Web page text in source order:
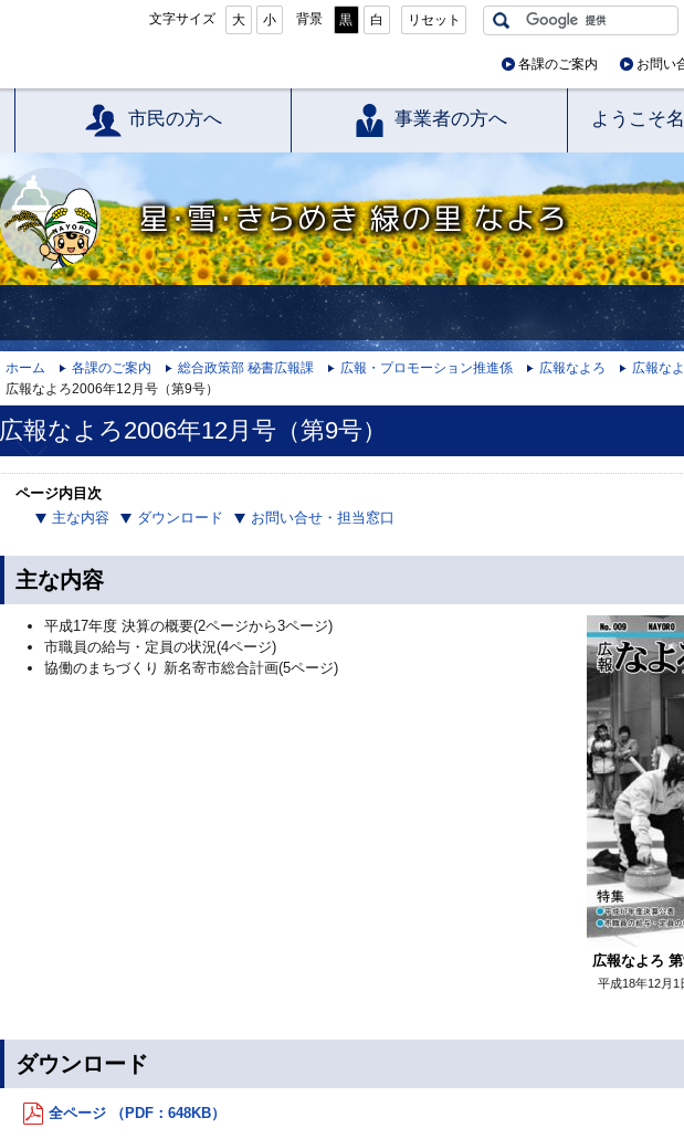
文字サイズ 大 小 背景 黒 白 リセット
各課のご案内 お問い
市民の方へ 事業者の方へ ようこそ
星・雪・きらめき 緑の里 なよろ
ホーム 各課のご案内 総合政策部 秘書広報課 広報・プロモーション推進係 広報なよろ
広報な
広報なよろ2006年12月号（第9号）
広報なよろ2006年12月号（第9号）
ページ内目次
主な内容
ダウンロード お問い合せ・担当窓口
主な内容
広報なよろ
平成18年12月1
平成17年度 決算の概要(2ページから3ページ)
市職員の給与・定員の状況(4ページ)
協働のまちづくり 新名寄市総合計画(5ページ)
ダウンロード
全ページ （PDF：648KB）